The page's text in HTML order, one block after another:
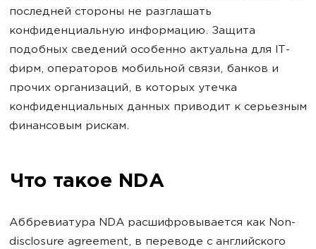
последней стороны не разглашать
конфиденциальную информацию. Защита
подобных сведений особенно актуальна для IT-
фирм, операторов мобильной связи, банков и
прочих организаций, в которых утечка
конфиденциальных данных приводит к серьезным
финансовым рискам.
Что такое NDA
Аббревиатура NDA расшифровывается как Non-
disclosure agreement, в переводе с английского